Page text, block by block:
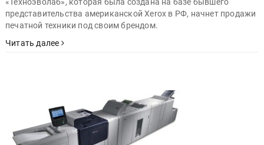
представительства американской Xerox в РФ, начнет продажи
печатной техники под своим брендом.
Читать далее